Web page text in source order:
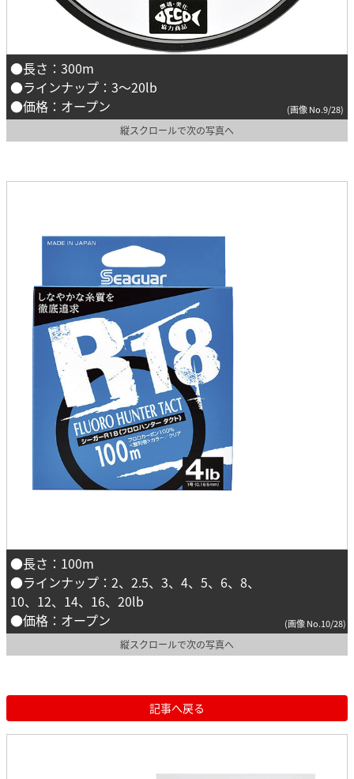
●長さ：300m
●ラインナップ：3～20lb
●価格：オープン
(画像 No.9/28)
縦スクロールで次の写真へ
●長さ：100m
●ラインナップ：2、2.5、3、4、5、6、8、
10、12、14、16、20lb
●価格：オープン
(画像 No.10/28)
縦スクロールで次の写真へ
記事へ戻る